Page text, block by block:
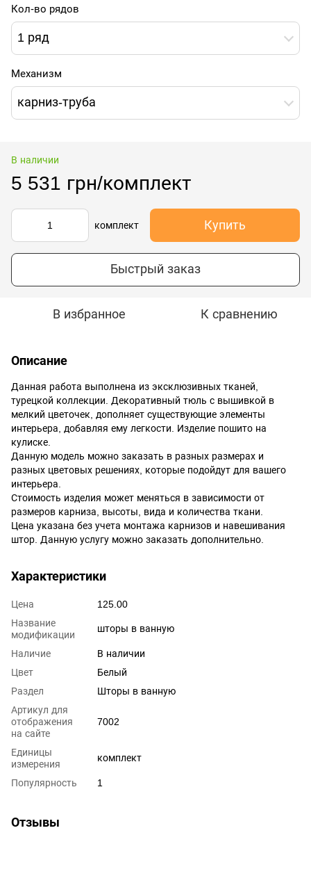
Кол-во рядов
1 ряд
Механизм
карниз-труба
В наличии
5 531 грн/комплект
комплект Купить
Быстрый заказ
В избранное К сравнению
Описание
Данная работа выполнена из эксклюзивных тканей,
турецкой коллекции. Декоративный тюль с вышивкой в
мелкий цветочек, дополняет существующие элементы
интерьера, добавляя ему легкости. Изделие пошито на
кулиске.
Данную модель можно заказать в разных размерах и
разных цветовых решениях, которые подойдут для вашего
интерьера.
Стоимость изделия может меняться в зависимости от
размеров карниза, высоты, вида и количества ткани.
Цена указана без учета монтажа карнизов и навешивания
штор. Данную услугу можно заказать дополнительно.
Характеристики
Цена
125.00
Название
модификации
шторы в ванную
Наличие
В наличии
Цвет
Белый
Раздел
Шторы в ванную
Артикул для
отображения
на сайте
7002
Единицы
измерения
комплект
Популярность 1
Отзывы